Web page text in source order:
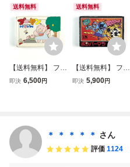
送料無料
【送料無料】 ファ
ミコン プーヤン
ested Hudson Soft
Konami
即決 6,500円
送料無料
【送料無料】 ファ
ミコン ボンバーマ
B Tested Hudson
即決 5,900円
＊ ＊ ＊ ＊ ＊ さん
評価 1124